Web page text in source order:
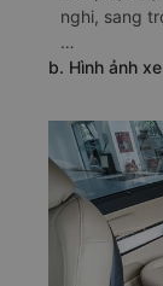
nghi, sang
…
b. Hình ảnh